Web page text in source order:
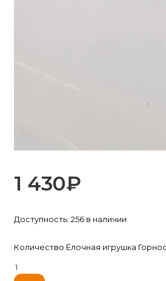
1 430₽
Доступность: 256 в наличии
Количество Ёлочная игрушка